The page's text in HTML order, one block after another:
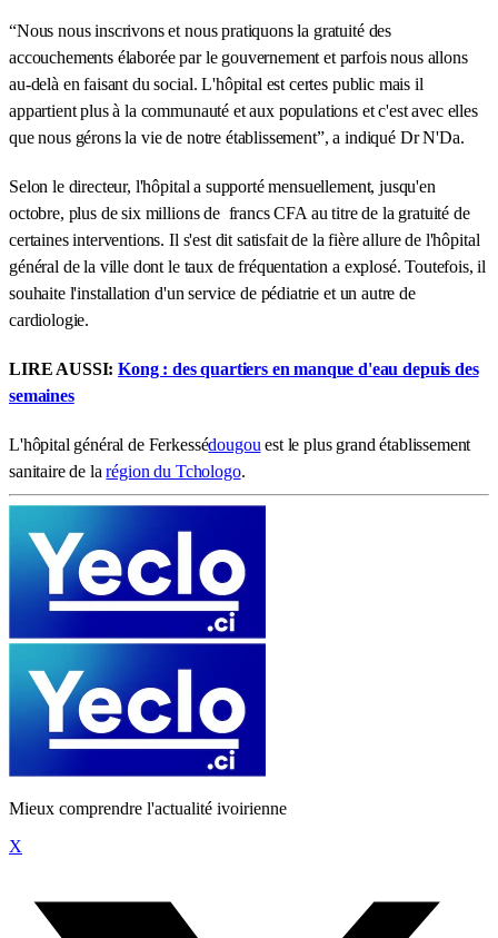
“Nous nous inscrivons et nous pratiquons la gratuité des
accouchements élaborée par le gouvernement et parfois nous allons
au-delà en faisant du social. L'hôpital est certes public mais il
appartient plus à la communauté et aux populations et c'est avec elles
que nous gérons la vie de notre établissement”, a indiqué Dr N'Da.
Selon le directeur, l'hôpital a supporté mensuellement, jusqu'en
octobre, plus de six millions de francs CFA au titre de la gratuité de
certaines interventions. Il s'est dit satisfait de la fière allure de l'hôpital
général de la ville dont le taux de fréquentation a explosé. Toutefois, il
souhaite l'installation d'un service de pédiatrie et un autre de
cardiologie.
LIRE AUSSI:Kong : des quartiers en manque d'eau depuis des
semaines
L'hôpital général de Ferkessédougou est le plus grand établissement
sanitaire de larégion du Tchologo.
Mieux comprendre l'actualité ivoirienne
X